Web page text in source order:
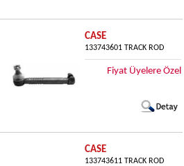
CASE
133743601 TRACK ROD
Fiyat Üyelere Özel
CASE
133743611 TRACK ROD